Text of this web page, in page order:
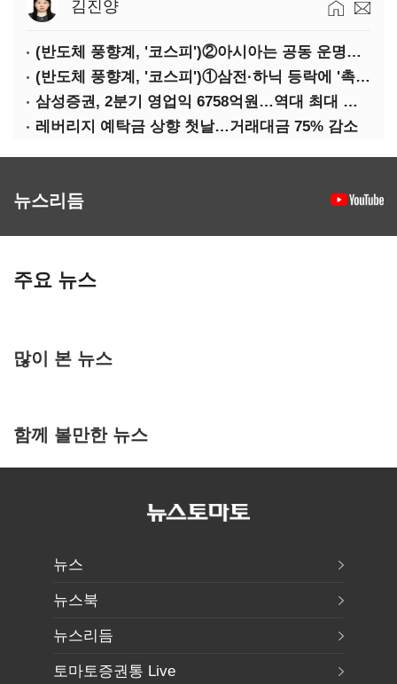
김진양
(반도체 풍향계, '코스피')②아시아는 공동 운명체?…일본·대만도 '동반 출렁'
(반도체 풍향계, '코스피')①삼전·하닉 등락에 '촉각'…코스피·나스닥 '한 몸'
삼성증권, 2분기 영업익 6758억원…역대 최대 경신
레버리지 예탁금 상향 첫날…거래대금 75% 감소
뉴스리듬
주요 뉴스
많이 본 뉴스
함께 볼만한 뉴스
뉴스
뉴스북
뉴스리듬
토마토증권통 Live